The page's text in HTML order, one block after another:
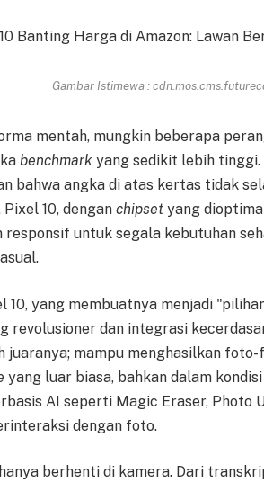
Gambar Istimewa :
mentah, mungkin beberapa
benchmarkyang sedikit lebih tinggi.
bahwa angka di atas kertas tidak
10, dengan chipsetyang
responsif untuk segala kebutuhan
10, yang membuatnya menjadi
revolusioner dan integrasi
juaranya; mampu menghasilkan
yang luar biasa, bahkan dalam
AI seperti Magic Eraser, Photo
dengan foto.
berhenti di kamera. Dari